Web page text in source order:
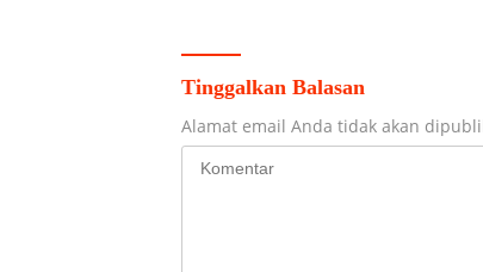
Tinggalkan Balasan
Alamat email Anda tidak akan